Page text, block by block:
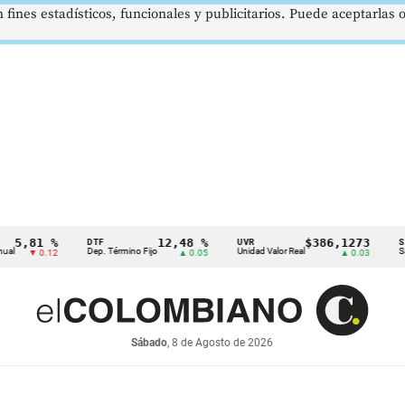
% DTF
Dep. Término Fijo
12,48 %
▲ 0.05
UVR
Unidad Valor Real
$386,1273
▲ 0.03
SMMLV
Salario
Sábado, 8 de Agosto de 2026
estadísticos, funcionales y publicitarios. Puede aceptarlas